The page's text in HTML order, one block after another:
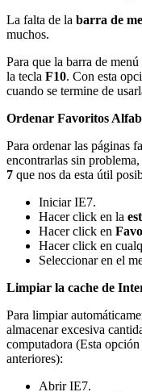
La falta de la barra de
muchos.
Para que la barra de
la tecla F10. Con esta
cuando se termine de
Ordenar Favoritos
Para ordenar las páginas
encontrarlas sin
7 que nos da esta útil
Iniciar IE7.
Hacer click en la
Hacer click en
Hacer click en
Seleccionar en el
Limpiar la cache de
Para limpiar
almacenar excesiva
computadora (Esta
anteriores):
Abrir IE7.